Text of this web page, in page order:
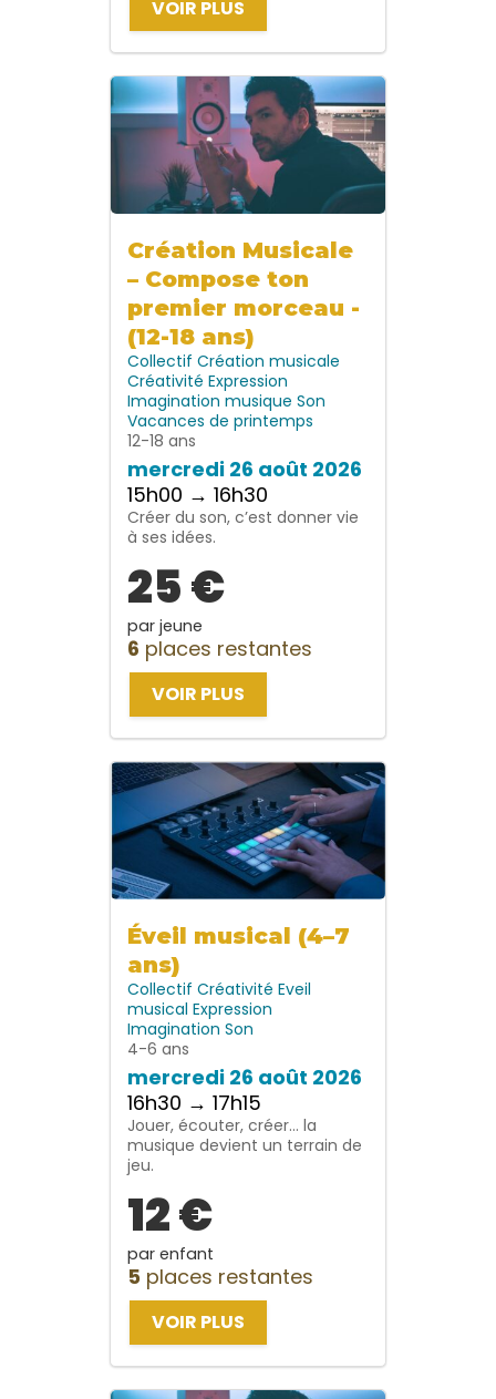
VOIR PLUS
Création Musicale
– Compose ton
premier morceau -
(12-18 ans)
Collectif Création musicale
Créativité Expression
Imagination musique Son
Vacances de printemps
12-18 ans
mercredi 26 août 2026
15h00 → 16h30
Créer du son, c’est donner vie
à ses idées.
25 €
par jeune
6 places restantes
VOIR PLUS
Éveil musical (4–7
ans)
Collectif Créativité Eveil
musical Expression
Imagination Son
4-6 ans
mercredi 26 août 2026
16h30 → 17h15
Jouer, écouter, créer… la
musique devient un terrain de
jeu.
12 €
par enfant
5 places restantes
VOIR PLUS